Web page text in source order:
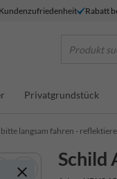
Rabatt
Produkt
Privatgrundstück
langsam fahren -
Schild